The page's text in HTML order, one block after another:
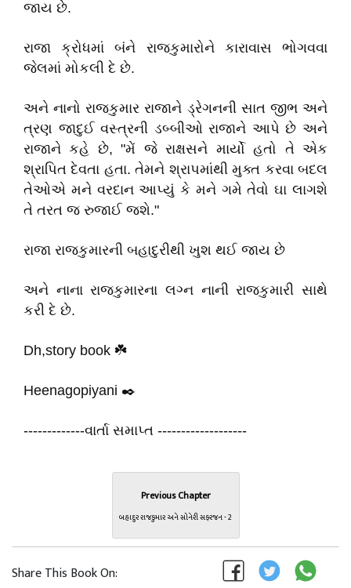
જાય છે.
રાજા ક્રોધમાં બંને રાજકુમારોને કારાવાસ ભોગવવા
જેલમાં મોકલી દે છે.
અને નાનો રાજકુમાર રાજાને ડ્રેગનની સાત જીભ અને
ત્રણ જાદુઈ વસ્ત્રની ડબ્બીઓ રાજાને આપે છે અને
રાજાને કહે છે, "મેં જે રાક્ષસને માર્યો હતો તે એક
શ્રાપિત દેવતા હતા. તેમને શ્રાપમાંથી મુક્ત કરવા બદલ
તેઓએ મને વરદાન આપ્યું કે મને ગમે તેવો ઘા લાગશે
તે તરત જ રુજાઈ જશે."
રાજા રાજકુમારની બહાદુરીથી ખુશ થઈ જાય છે
અને નાના રાજકુમારના લગ્ન નાની રાજકુમારી સાથે
કરી દે છે.
Dh,story book ☘️
Heenagopiyani ✒️
-------------વાર્તા સમાપ્ત --------‐--‐-------
Previous Chapter
બહાદુર રાજકુમાર અને સોનેરી સફરજન - 2
Share This Book On: